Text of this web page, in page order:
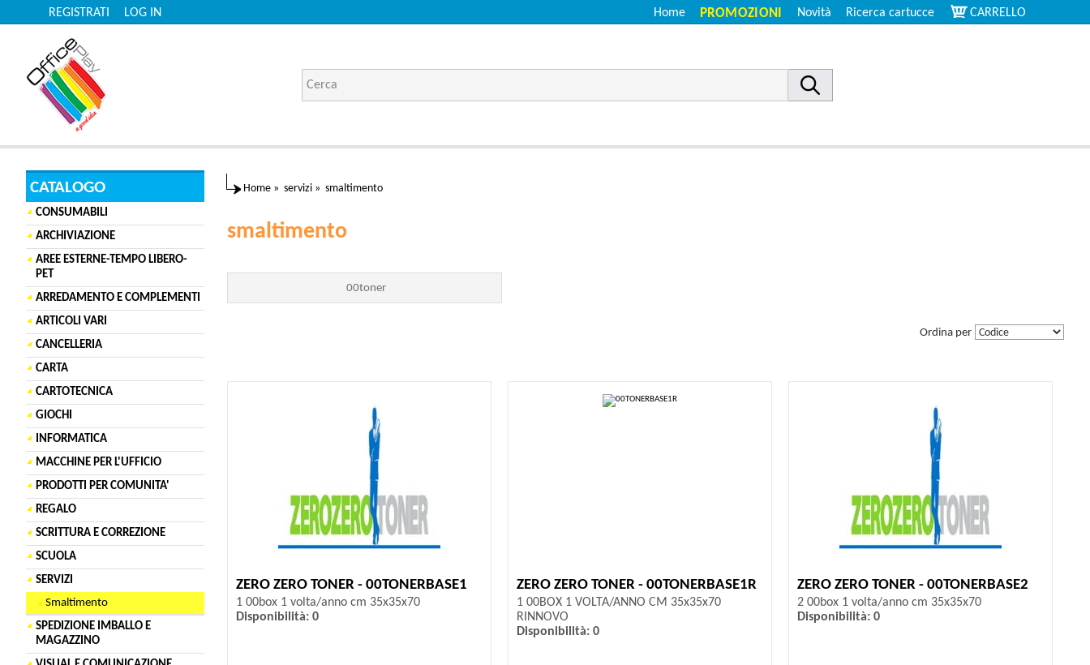
LOG IN
REGISTRATI CARRELLO
Ricerca cartucce
Novità
PROMOZIONI
Home
CATALOGO
CONSUMABILI
ARCHIVIAZIONE
AREE ESTERNE-TEMPO LIBERO-
PET
ARREDAMENTO E COMPLEMENTI
ARTICOLI VARI
CANCELLERIA
CARTA
CARTOTECNICA
GIOCHI
INFORMATICA
MACCHINE PER L'UFFICIO
PRODOTTI PER COMUNITA'
REGALO
SCRITTURA E CORREZIONE
SCUOLA
SERVIZI
Smaltimento
SPEDIZIONE IMBALLO E
MAGAZZINO
Home » servizi » smaltimento
smaltimento
00toner
Ordina per
ZERO ZERO TONER - 00TONERBASE1
1 00box 1 volta/anno cm 35x35x70
Disponibilità: 0
ZERO ZERO TONER - 00TONERBASE1R
1 00BOX 1 VOLTA/ANNO CM 35x35x70
RINNOVO
Disponibilità: 0
ZERO ZERO TONER - 00TONERBASE2
2 00box 1 volta/anno cm 35x35x70
Disponibilità: 0